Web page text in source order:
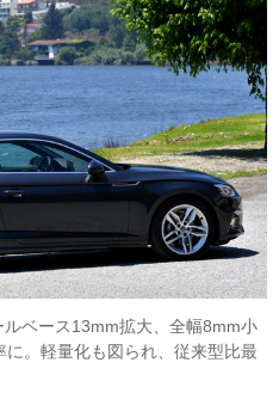
ベース13mm拡大、全幅8mm小
。軽量化も図られ、従来型比最